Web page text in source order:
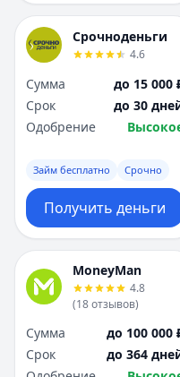
Срочноденьги
4.6
Сумма
до 15 000
Срок
до 30
Одобрение
Займ бесплатно Срочно
Получить деньги
MoneyMan
4.8
(18отзывов)
Сумма
до 100 000
Срок
до 364